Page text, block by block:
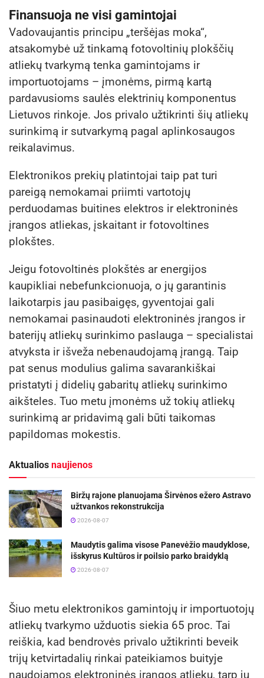
Finansuoja ne visi gamintojai
Vadovaujantis principu „teršėjas moka“,
atsakomybė už tinkamą fotovoltinių plokščių
atliekų tvarkymą tenka gamintojams ir
importuotojams – įmonėms, pirmą kartą
pardavusioms saulės elektrinių komponentus
Lietuvos rinkoje. Jos privalo užtikrinti šių atliekų
surinkimą ir sutvarkymą pagal aplinkosaugos
reikalavimus.
Elektronikos prekių platintojai taip pat turi
pareigą nemokamai priimti vartotojų
perduodamas buitines elektros ir elektroninės
įrangos atliekas, įskaitant ir fotovoltines
plokštes.
Jeigu fotovoltinės plokštės ar energijos
kaupikliai nebefunkcionuoja, o jų garantinis
laikotarpis jau pasibaigęs, gyventojai gali
nemokamai pasinaudoti elektroninės įrangos ir
baterijų atliekų surinkimo paslauga – specialistai
atvyksta ir išveža nebenaudojamą įrangą. Taip
pat senus modulius galima savarankiškai
pristatyti į didelių gabaritų atliekų surinkimo
aikšteles. Tuo metu įmonėms už tokių atliekų
surinkimą ar pridavimą gali būti taikomas
papildomas mokestis.
Aktualios naujienos
Biržų rajone planuojama Širvėnos ežero Astravo
užtvankos rekonstrukcija
2026-08-07
Maudytis galima visose Panevėžio maudyklose,
išskyrus Kultūros ir poilsio parko braidyklą
2026-08-07
Šiuo metu elektronikos gamintojų ir importuotojų
atliekų tvarkymo užduotis siekia 65 proc. Tai
reiškia, kad bendrovės privalo užtikrinti beveik
trijų ketvirtadalių rinkai pateikiamos buityje
naudojamos elektroninės įrangos atliekų, tarp jų